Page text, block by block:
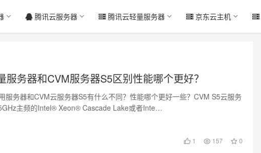
腾讯云服务器 腾讯云轻量服务器 京东云主机
服务器和CVM服务器S5区别性能哪个更好？
服务器和CVM云服务器S5有什么不同？性能哪个更好一些？CVM S5云服务
主频的Intel® Xeon® Cascade Lake或者Inte…
1 157 0